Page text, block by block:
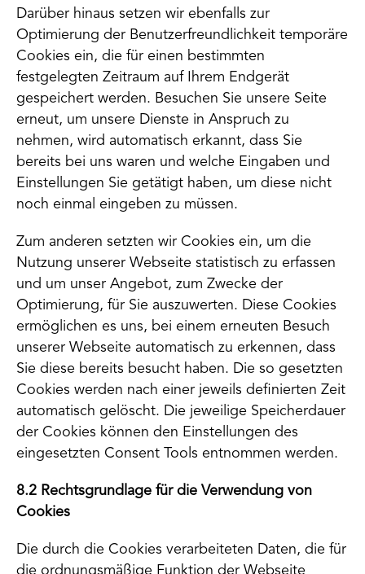
Darüber hinaus setzen wir ebenfalls zur
Optimierung der Benutzerfreundlichkeit temporäre
Cookies ein, die für einen bestimmten
festgelegten Zeitraum auf Ihrem Endgerät
gespeichert werden. Besuchen Sie unsere Seite
erneut, um unsere Dienste in Anspruch zu
nehmen, wird automatisch erkannt, dass Sie
bereits bei uns waren und welche Eingaben und
Einstellungen Sie getätigt haben, um diese nicht
noch einmal eingeben zu müssen.
Zum anderen setzten wir Cookies ein, um die
Nutzung unserer Webseite statistisch zu erfassen
und um unser Angebot, zum Zwecke der
Optimierung, für Sie auszuwerten. Diese Cookies
ermöglichen es uns, bei einem erneuten Besuch
unserer Webseite automatisch zu erkennen, dass
Sie diese bereits besucht haben. Die so gesetzten
Cookies werden nach einer jeweils definierten Zeit
automatisch gelöscht. Die jeweilige Speicherdauer
der Cookies können den Einstellungen des
eingesetzten Consent Tools entnommen werden.
8.2 Rechtsgrundlage für die Verwendung von
Cookies
Die durch die Cookies verarbeiteten Daten, die für
die ordnungsmäßige Funktion der Webseite